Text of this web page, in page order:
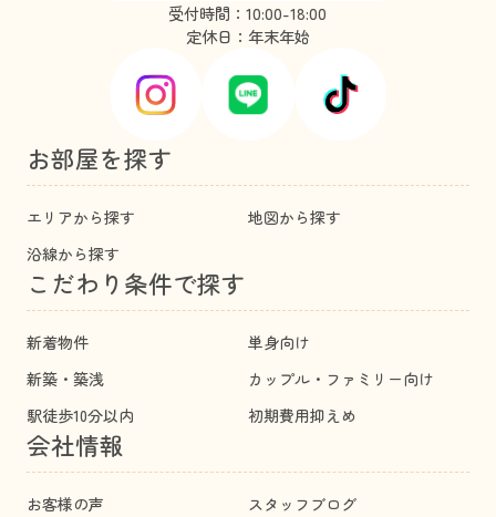
受付時間：10:00-18:00
定休日：年末年始
お部屋を探す
エリアから探す
地図から探す
沿線から探す
こだわり条件で探す
新着物件
単身向け
新築・築浅
カップル・ファミリー向け
駅徒歩10分以内
初期費用抑えめ
会社情報
お客様の声
スタッフブログ